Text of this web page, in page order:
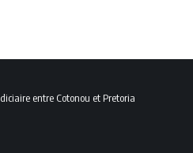
entre Cotonou et Pretoria